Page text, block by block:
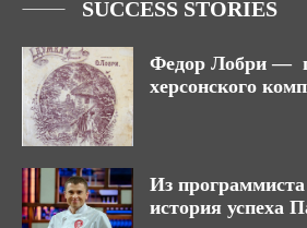
SUCCESS STORIES
Федор Лобри —
херсонского
Из
история успеха